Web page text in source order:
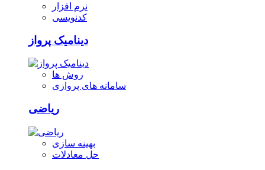
نرم افزار
کدنویسی
دینامیک پرواز
روش ها
سامانه های پروازی
ریاضی
بهینه سازی
حل معادلات